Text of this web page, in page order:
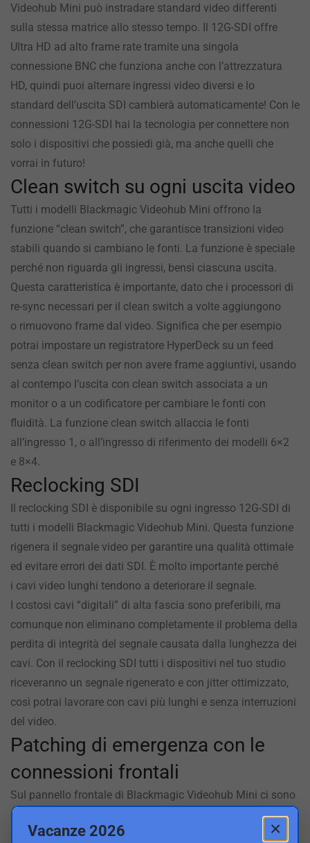
Videohub Mini può instradare standard video differenti
sulla stessa matrice allo stesso tempo. Il 12G-SDI offre
Ultra HD ad alto frame rate tramite una singola
connessione BNC che funziona anche con l’attrezzatura
HD, quindi puoi alternare ingressi video diversi e lo
standard dell’uscita SDI cambierà automaticamente! Con le
connessioni 12G-SDI hai la tecnologia per connettere non
solo i dispositivi che possiedi già, ma anche quelli che
vorrai in futuro!
Clean switch su ogni uscita video
Tutti i modelli Blackmagic Videohub Mini offrono la
funzione “clean switch”, che garantisce transizioni video
stabili quando si cambiano le fonti. La funzione è speciale
perché non riguarda gli ingressi, bensì ciascuna uscita.
Questa caratteristica è importante, dato che i processori di
re-sync necessari per il clean switch a volte aggiungono
o rimuovono frame dal video. Significa che per esempio
potrai impostare un registratore HyperDeck su un feed
senza clean switch per non avere frame aggiuntivi, usando
al contempo l’uscita con clean switch associata a un
monitor o a un codificatore per cambiare le fonti con
fluidità. La funzione clean switch allaccia le fonti
all’ingresso 1, o all’ingresso di riferimento dei modelli 6×2
e 8×4.
Reclocking SDI
Il reclocking SDI è disponibile su ogni ingresso 12G-SDI di
tutti i modelli Blackmagic Videohub Mini. Questa funzione
rigenera il segnale video per garantire una qualità ottimale
ed evitare errori dei dati SDI. È molto importante perché
i cavi video lunghi tendono a deteriorare il segnale.
I costosi cavi “digitali” di alta fascia sono preferibili, ma
comunque non eliminano completamente il problema della
perdita di integrità del segnale causata dalla lunghezza dei
cavi. Con il reclocking SDI tutti i dispositivi nel tuo studio
riceveranno un segnale rigenerato e con jitter ottimizzato,
così potrai lavorare con cavi più lunghi e senza interruzioni
del video.
Patching di emergenza con le
connessioni frontali
Sul pannello frontale di Blackmagic Videohub Mini ci sono
connettori 12G-SDI di patching per un accesso video
diretto. Non dovrai più mettere sottosopra i cavi dietro il
×
Vacanze 2026